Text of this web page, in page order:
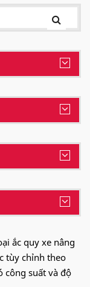
ắc quy xe nâng
tùy chỉnh theo
công suất và độ